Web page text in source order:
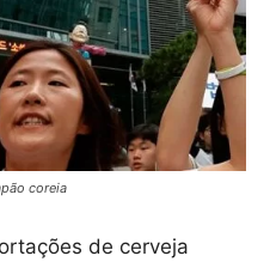
coreia
de cerveja